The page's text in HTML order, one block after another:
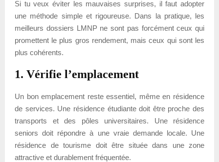
Si tu veux éviter les mauvaises surprises, il faut adopter
une méthode simple et rigoureuse. Dans la pratique, les
meilleurs dossiers LMNP ne sont pas forcément ceux qui
promettent le plus gros rendement, mais ceux qui sont les
plus cohérents.
1. Vérifie l’emplacement
Un bon emplacement reste essentiel, même en résidence
de services. Une résidence étudiante doit être proche des
transports et des pôles universitaires. Une résidence
seniors doit répondre à une vraie demande locale. Une
résidence de tourisme doit être située dans une zone
attractive et durablement fréquentée.